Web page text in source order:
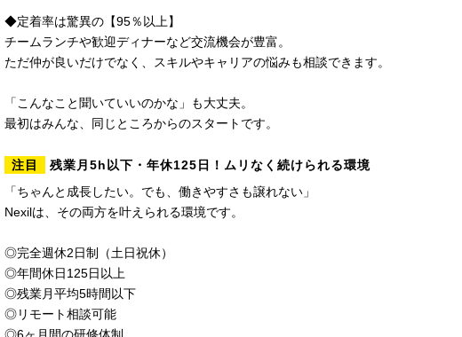
◆定着率は驚異の【95％以上】
チームランチや歓迎ディナーなど交流機会が豊富。
ただ仲が良いだけでなく、スキルやキャリアの悩みも相談できます。
「こんなこと聞いていいのかな」も大丈夫。
最初はみんな、同じところからのスタートです。
注目
残業月5h以下・年休125日！ムリなく続けられる環境
「ちゃんと成長したい。でも、働きやすさも譲れない」
Nexilは、その両方を叶えられる環境です。
◎完全週休2日制（土日祝休）
◎年間休日125日以上
◎残業月平均5時間以下
◎リモート相談可能